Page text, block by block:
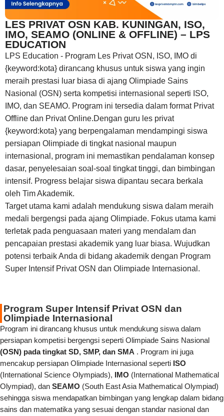
LES PRIVAT OSN KAB. KUNINGAN, ISO,
IMO, SEAMO (ONLINE & OFFLINE) – LPS
EDUCATION
LPS Education - Program Les Privat OSN, ISO, IMO di
{keyword:kota} dirancang khusus untuk siswa yang ingin
meraih prestasi luar biasa di ajang Olimpiade Sains
Nasional (OSN) serta kompetisi internasional seperti ISO,
IMO, dan SEAMO. Program ini tersedia dalam format Privat
Offline dan Privat Online.Dengan guru les privat
{keyword:kota} yang berpengalaman mendampingi siswa
persiapan Olimpiade di tingkat nasional maupun
internasional, program ini memastikan pendalaman konsep
dasar, penyelesaian soal-soal tingkat tinggi, dan bimbingan
intensif. Progress belajar siswa dipantau secara berkala
oleh Tim Akademik.
Target utama kami adalah mendukung siswa dalam meraih
medali bergengsi pada ajang Olimpiade. Fokus utama kami
terletak pada penguasaan materi yang mendalam dan
pencapaian prestasi akademik yang luar biasa. Wujudkan
potensi terbaik Anda di bidang akademik dengan Program
Super Intensif Privat OSN dan Olimpiade Internasional.
Program Super Intensif Privat OSN dan
Olimpiade Internasional
Program ini dirancang khusus untuk mendukung siswa dalam
persiapan kompetisi bergengsi seperti Olimpiade Sains Nasional
(OSN) pada tingkat SD, SMP, dan SMA . Program ini juga
mencakup persiapan Olimpiade Internasional seperti ISO
(International Science Olympiads), IMO (International Mathematical
Olympiad), dan SEAMO (South East Asia Mathematical Olympiad)
sehingga siswa mendapatkan bimbingan yang lengkap dalam bidang
sains dan matematika yang sesuai dengan standar nasional dan